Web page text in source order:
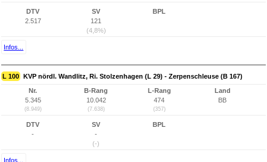
DTV
2.517
SV
121
(4,8%)
BPL
Infos...
L 100 KVP nördl. Wandlitz, Ri. Stolzenhagen (L 29) - Zerpenschleuse (B 167)
Nr.
5.345
(8.949)
B-Rang
10.042
(7.638)
L-Rang
474
(357)
Land
BB
DTV
-
SV
-
(-)
BPL
Infos...